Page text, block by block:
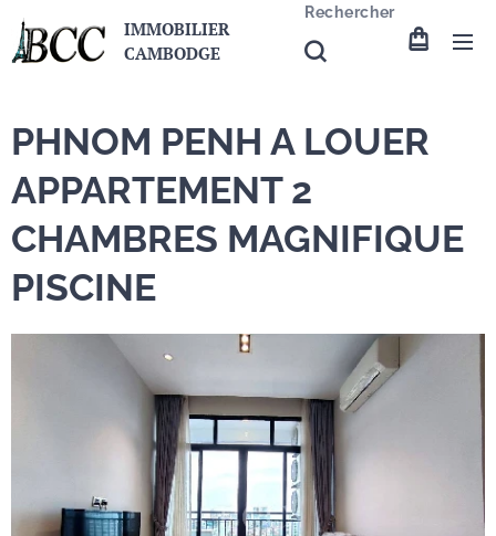
IMMOBILIER
CAMBODGE
Rechercher
PHNOM PENH A LOUER
APPARTEMENT 2
CHAMBRES MAGNIFIQUE
PISCINE